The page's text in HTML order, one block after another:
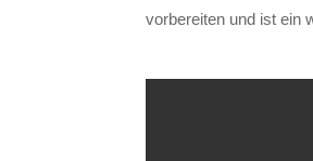
vorbereiten und ist ein